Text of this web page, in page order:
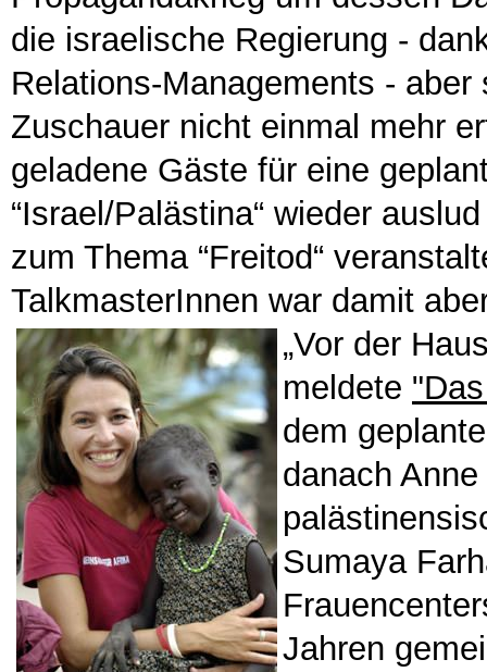
die israelische Regierung -
Relations-Managements -
Zuschauer nicht einmal mehr
geladene Gäste für eine
“Israel/Palästina“ wieder
zum Thema “Freitod“
TalkmasterInnen war damit
„Vor der
meldete
dem
danach
Sumaya
Jahren